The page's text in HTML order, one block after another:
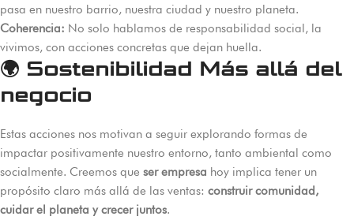
pasa en nuestro barrio, nuestra ciudad y nuestro planeta.
Coherencia: No solo hablamos de responsabilidad social, la
vivimos, con acciones concretas que dejan huella.
🌍 Sostenibilidad Más allá del
negocio
Estas acciones nos motivan a seguir explorando formas de
impactar positivamente nuestro entorno, tanto ambiental como
socialmente. Creemos que ser empresa hoy implica tener un
propósito claro más allá de las ventas: construir comunidad,
cuidar el planeta y crecer juntos.